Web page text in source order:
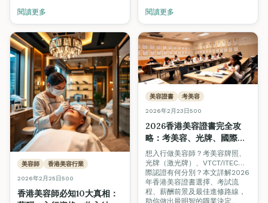
認證、師資、就業支援等，附學
生真實案例分享。
閱讀更多
藝國際培訓學院考取這些備受業
界認可的韓國美容專業證書。
閱讀更多
美容師 香港美容行業
2026年2月25日500
香港美容師必知10大真相：
美容證書 考美容
2026年2月23日500
2026香港美容證書完全攻
略：考美容、光牌、國際認
證一文睇清
想入行做美容師？考美容牌照、
光牌（激光牌）、VTCT/ITEC國
際認證有何分別？本文詳解2026
年香港美容證書選擇、考試流
程、薪酬前景及最佳進修路線，
助你做出最明智的職業決定。